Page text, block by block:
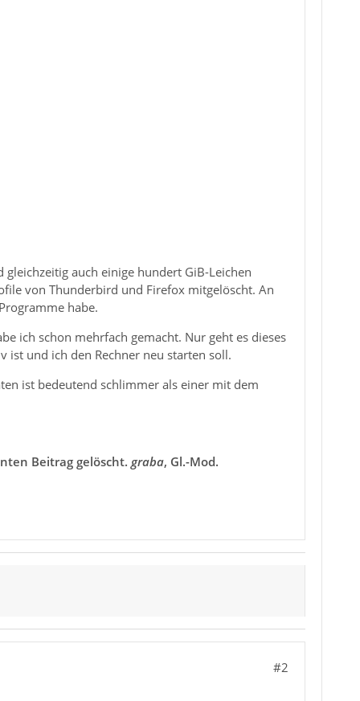
auch einige hundert GiB-Leichen
von Thunderbird und Firefox mitgelöscht. An
habe.
ich schon mehrfach gemacht. Nur geht es dieses
ist und ich den Rechner neu starten soll.
ist bedeutend schlimmer als einer mit dem
Beitrag gelöscht. graba, Gl.-Mod.
#2